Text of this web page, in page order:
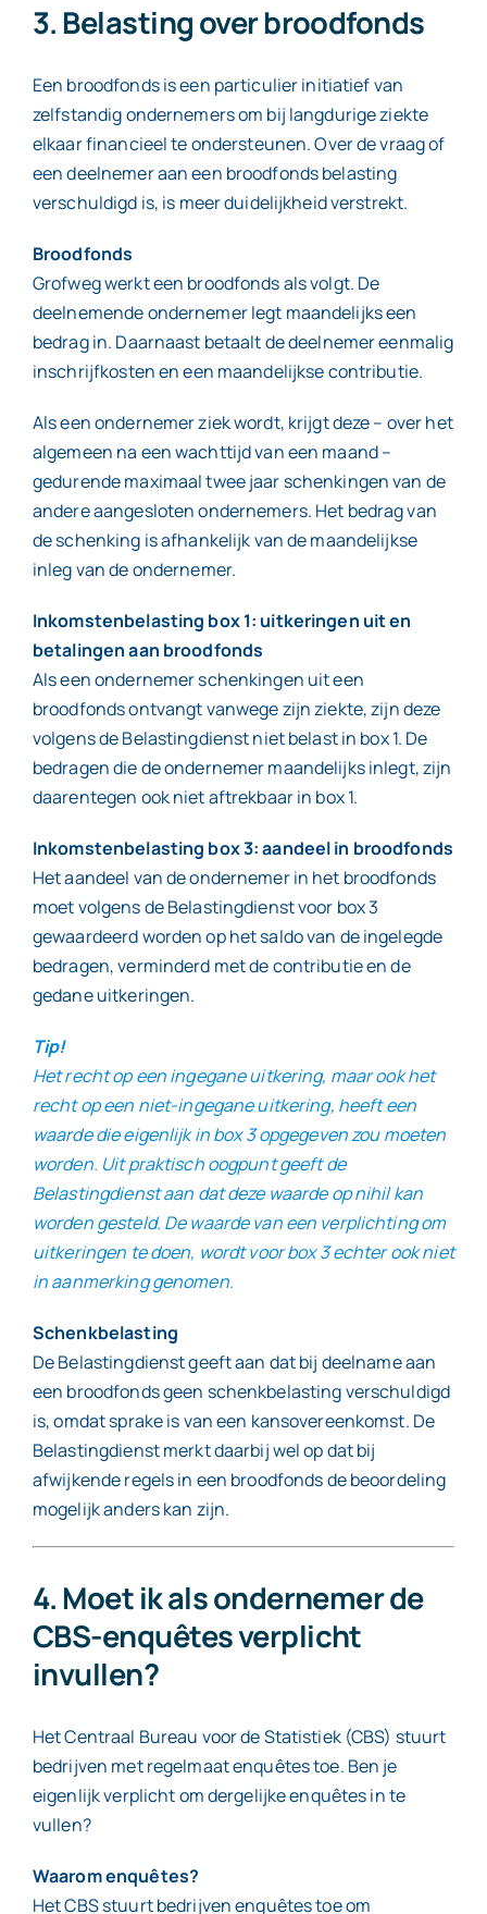
3. Belasting over broodfonds
Een broodfonds is een particulier initiatief van
zelfstandig ondernemers om bij langdurige ziekte
elkaar financieel te ondersteunen. Over de vraag of
een deelnemer aan een broodfonds belasting
verschuldigd is, is meer duidelijkheid verstrekt.
Broodfonds
Grofweg werkt een broodfonds als volgt. De
deelnemende ondernemer legt maandelijks een
bedrag in. Daarnaast betaalt de deelnemer eenmalig
inschrijfkosten en een maandelijkse contributie.
Als een ondernemer ziek wordt, krijgt deze – over het
algemeen na een wachttijd van een maand –
gedurende maximaal twee jaar schenkingen van de
andere aangesloten ondernemers. Het bedrag van
de schenking is afhankelijk van de maandelijkse
inleg van de ondernemer.
Inkomstenbelasting box 1: uitkeringen uit en
betalingen aan broodfonds
Als een ondernemer schenkingen uit een
broodfonds ontvangt vanwege zijn ziekte, zijn deze
volgens de Belastingdienst niet belast in box 1. De
bedragen die de ondernemer maandelijks inlegt, zijn
daarentegen ook niet aftrekbaar in box 1.
Inkomstenbelasting box 3: aandeel in broodfonds
Het aandeel van de ondernemer in het broodfonds
moet volgens de Belastingdienst voor box 3
gewaardeerd worden op het saldo van de ingelegde
bedragen, verminderd met de contributie en de
gedane uitkeringen.
Tip!
Het recht op een ingegane uitkering, maar ook het
recht op een niet-ingegane uitkering, heeft een
waarde die eigenlijk in box 3 opgegeven zou moeten
worden. Uit praktisch oogpunt geeft de
Belastingdienst aan dat deze waarde op nihil kan
worden gesteld. De waarde van een verplichting om
uitkeringen te doen, wordt voor box 3 echter ook niet
in aanmerking genomen.
Schenkbelasting
De Belastingdienst geeft aan dat bij deelname aan
een broodfonds geen schenkbelasting verschuldigd
is, omdat sprake is van een kansovereenkomst. De
Belastingdienst merkt daarbij wel op dat bij
afwijkende regels in een broodfonds de beoordeling
mogelijk anders kan zijn.
4. Moet ik als ondernemer de
CBS-enquêtes verplicht
invullen?
Het Centraal Bureau voor de Statistiek (CBS) stuurt
bedrijven met regelmaat enquêtes toe. Ben je
eigenlijk verplicht om dergelijke enquêtes in te
vullen?
Waarom enquêtes?
Het CBS stuurt bedrijven enquêtes toe om